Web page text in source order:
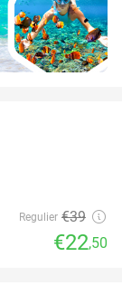
Regulier €39
€22,50